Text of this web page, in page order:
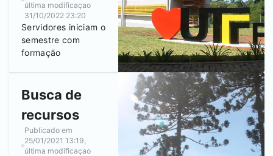
última modificaçao
31/10/2022 23:20
Servidores iniciam o
semestre com
formação
Busca de
recursos
Publicado em
25/01/2021 13:19,
última modificaçao